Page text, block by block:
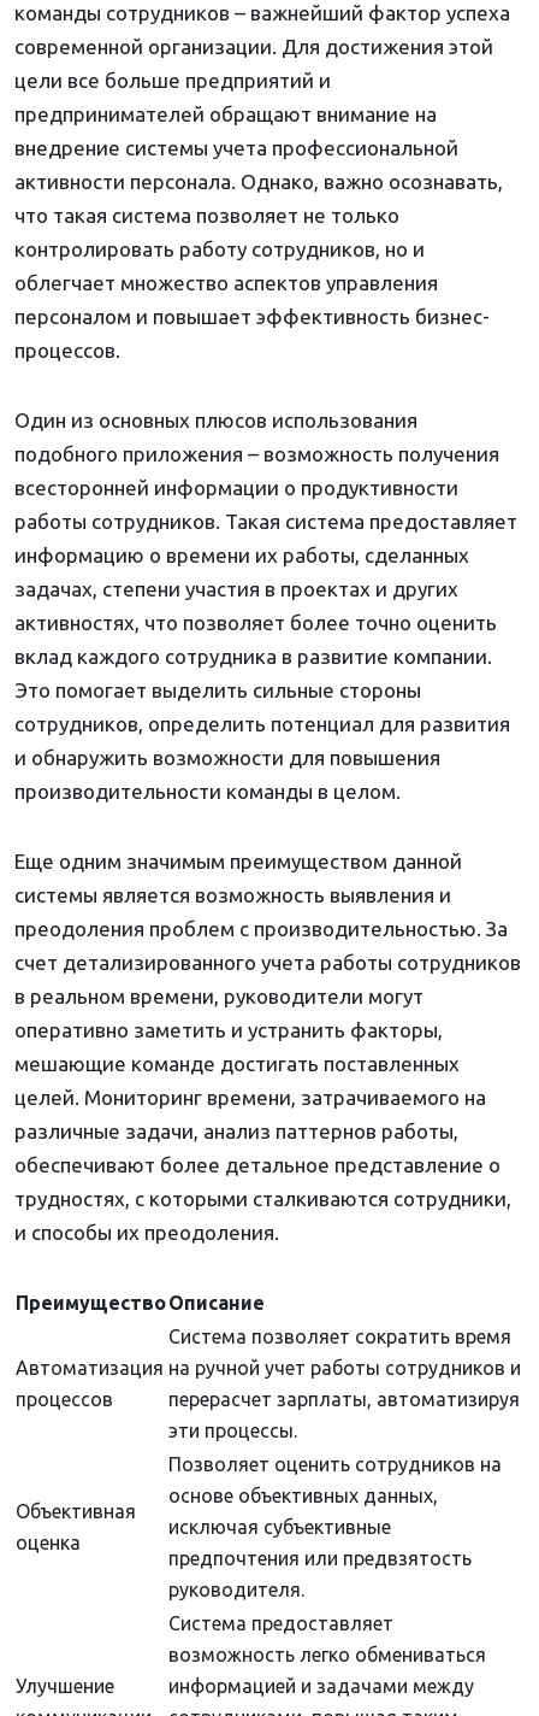
команды сотрудников – важнейший фактор успеха
современной организации. Для достижения этой
цели все больше предприятий и
предпринимателей обращают внимание на
внедрение системы учета профессиональной
активности персонала. Однако, важно осознавать,
что такая система позволяет не только
контролировать работу сотрудников, но и
облегчает множество аспектов управления
персоналом и повышает эффективность бизнес-
процессов.
Один из основных плюсов использования
подобного приложения – возможность получения
всесторонней информации о продуктивности
работы сотрудников. Такая система предоставляет
информацию о времени их работы, сделанных
задачах, степени участия в проектах и других
активностях, что позволяет более точно оценить
вклад каждого сотрудника в развитие компании.
Это помогает выделить сильные стороны
сотрудников, определить потенциал для развития
и обнаружить возможности для повышения
производительности команды в целом.
Еще одним значимым преимуществом данной
системы является возможность выявления и
преодоления проблем с производительностью. За
счет детализированного учета работы сотрудников
в реальном времени, руководители могут
оперативно заметить и устранить факторы,
мешающие команде достигать поставленных
целей. Мониторинг времени, затрачиваемого на
различные задачи, анализ паттернов работы,
обеспечивают более детальное представление о
трудностях, с которыми сталкиваются сотрудники,
и способы их преодоления.
ПреимуществоОписание
Автоматизация
процессов
Система позволяет сократить время
на ручной учет работы сотрудников и
перерасчет зарплаты, автоматизируя
эти процессы.
Объективная
оценка
Позволяет оценить сотрудников на
основе объективных данных,
исключая субъективные
предпочтения или предвзятость
руководителя.
Улучшение
Система предоставляет
возможность легко обмениваться
информацией и задачами между